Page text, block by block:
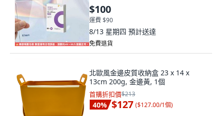
$100
運費 $90
8/13 星期四 預計送達
免費退貨
北歐風金邊皮質收納盒 23 x 14 x
13cm 200g, 金邊黃, 1個
首購折扣價$213
40% $127 ($127.00/1個)